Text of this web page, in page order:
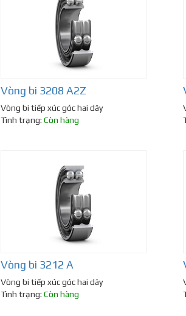
Vòng bi 3208 A2Z
Vòng bi tiếp xúc góc hai dãy
Tình trạng: Còn hàng
Vòng bi 3212 A
Vòng bi tiếp xúc góc hai dãy
Tình trạng: Còn hàng